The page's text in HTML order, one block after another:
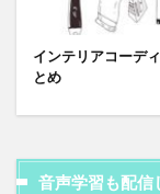
インテリアコーデ
とめ
音声学習も配信